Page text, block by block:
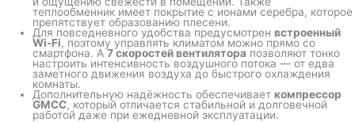
теплообменник имеет покрытие с ионами серебра, которое
препятствует образованию плесени.
Для повседневного удобства предусмотрен встроенный
Wi-Fi, поэтому управлять климатом можно прямо со
смартфона. А7 скоростей вентилятора позволяют тонко
настроить интенсивность воздушного потока — от едва
заметного движения воздуха до быстрого охлаждения
комнаты.
Дополнительную надёжность обеспечивает компрессор
GMCC, который отличается стабильной и долговечной
работой даже при ежедневной эксплуатации.